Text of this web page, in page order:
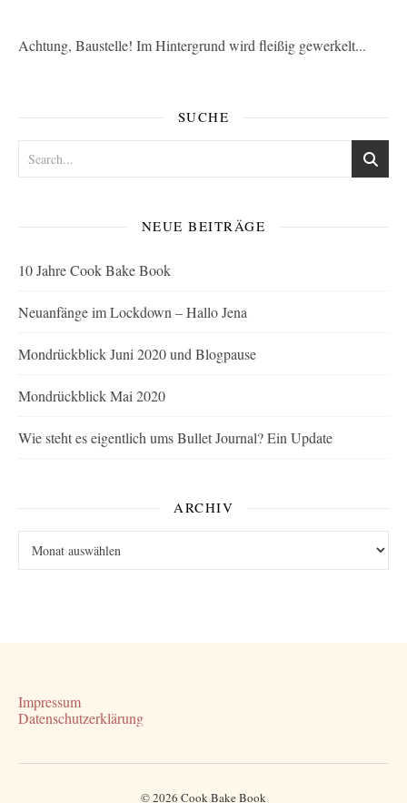
Achtung, Baustelle! Im Hintergrund wird fleißig gewerkelt...
SUCHE
NEUE BEITRÄGE
10 Jahre Cook Bake Book
Neuanfänge im Lockdown – Hallo Jena
Mondrückblick Juni 2020 und Blogpause
Mondrückblick Mai 2020
Wie steht es eigentlich ums Bullet Journal? Ein Update
ARCHIV
Impressum
Datenschutzerklärung
© 2026 Cook Bake Book